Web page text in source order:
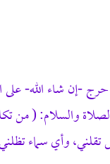
-إن شاء الله-
والسلام: ( من
وأي سماء